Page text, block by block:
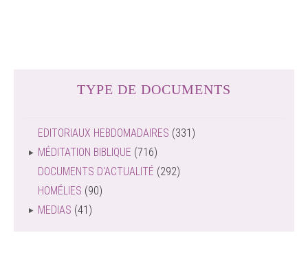
TYPE DE DOCUMENTS
EDITORIAUX HEBDOMADAIRES (331)
MÉDITATION BIBLIQUE (716)
DOCUMENTS D'ACTUALITÉ (292)
HOMÉLIES (90)
MEDIAS (41)